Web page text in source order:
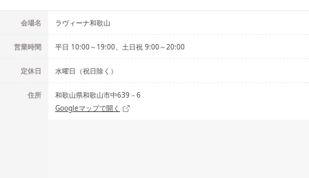
会場名 ラヴィーナ和歌山
営業時間 平日 10:00～19:00、土日祝 9:00～20:00
定休日 水曜日（祝日除く）
住所
和歌山県和歌山市中639－6
Googleマップで開く